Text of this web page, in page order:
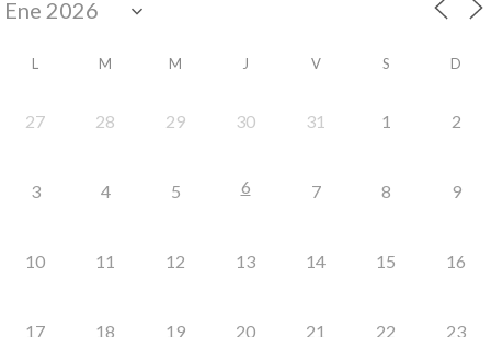
L M M J V S D
27 28 29 30 31 1 2
3 4 5 6 7 8 9
10 11 12 13 14 15 16
17 18 19 20 21 22 23